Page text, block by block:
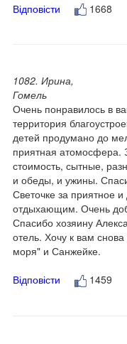
Відповісти
1668
1082. Ирина,
Гомель
Очень понравилось в
территория
детей продумано до
приятная атомосфера.
стоимость, сытные,
и обеды, и ужины.
Светочке за приятное
отдыхающим. Очень
Спасибо хозяину
отель. Хочу к вам
моря" и Санжейке.
Відповісти
1459